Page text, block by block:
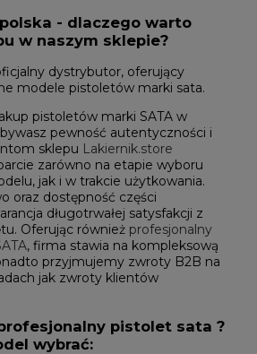
- dlaczego warto
w naszym sklepie?
dystrybutor, oferujący
modele pistoletów marki sata.
pistoletów marki SATA w
pewność autentyczności i
sklepu Lakiernik.store
zarówno na etapie wyboru
jak i w trakcie użytkowania.
oraz dostępność części
długotrwałej satysfakcji z
Oferując również profesjonalny
, firma stawia na kompleksową
przyjmujemy zwroty B2B na
jak zwroty klientów
pistolet sata ?
wybrać: